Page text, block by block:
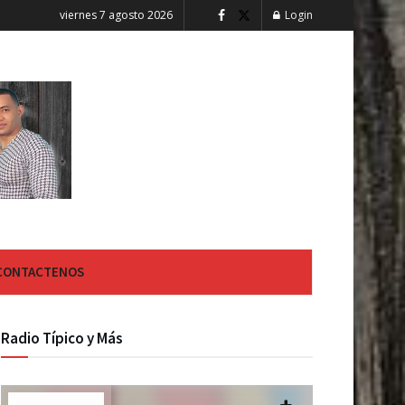
viernes 7 agosto 2026 Login
Radio Típico y Más